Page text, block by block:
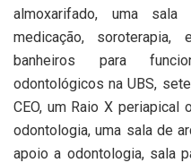
almoxarifado, uma
medicação,
banheiros para
odontológicos na UBS,
CEO, um Raio X periapical
odontologia, uma sala de
apoio a odontologia, sala